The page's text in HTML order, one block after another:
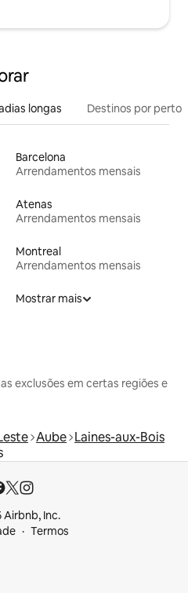
longas Destinos por perto
Barcelona
Arrendamentos mensais
Atenas
Arrendamentos mensais
Montreal
Arrendamentos mensais
Mostrar mais
exclusões em certas regiões e
Aube Laines-aux-Bois
Inc.
Termos